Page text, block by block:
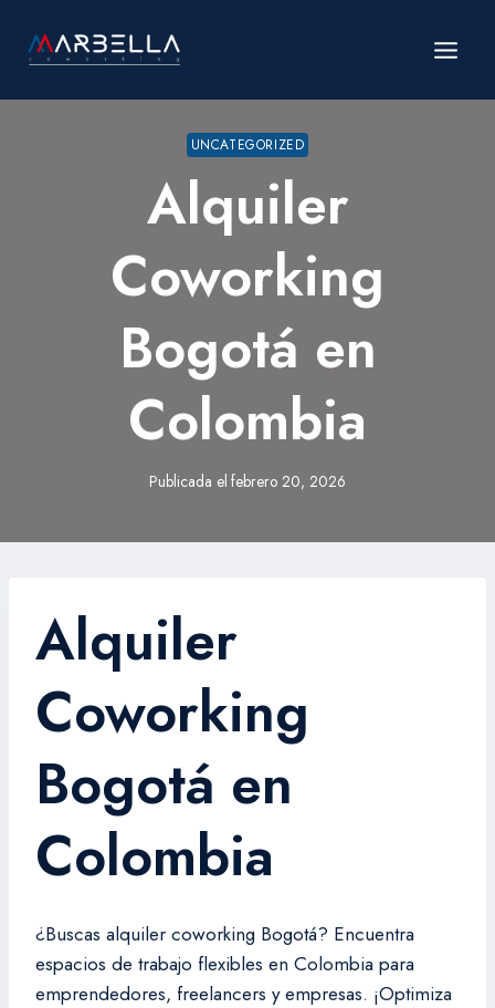
contenido
UNCATEGORIZED
Alquiler
Coworking
Bogotá en
Colombia
Publicada el febrero 20, 2026
Alquiler
Coworking
Bogotá en
Colombia
¿Buscas alquiler coworking Bogotá? Encuentra
espacios de trabajo flexibles en Colombia para
emprendedores, freelancers y empresas. ¡Optimiza